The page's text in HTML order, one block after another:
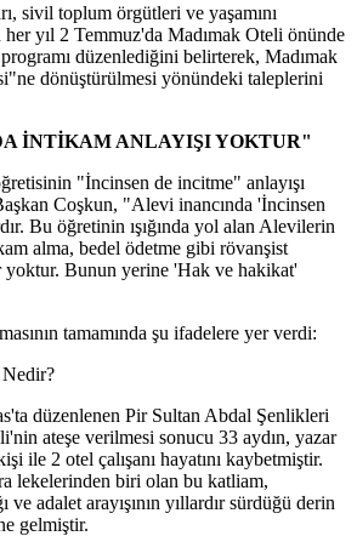
sivil toplum örgütleri ve yaşamını
her yıl 2 Temmuz'da Madımak Oteli önünde
düzenlediğini belirterek, Madımak
dönüştürülmesi yönündeki taleplerini
İNTİKAM ANLAYIŞI YOKTUR"
"İncinsen de incitme" anlayışı
Coşkun, "Alevi inancında 'İncinsen
Bu öğretinin ışığında yol alan Alevilerin
alma, bedel ödetme gibi rövanşist
yoktur. Bunun yerine 'Hak ve hakikat'
tamamında şu ifadelere yer verdi:
Nedir?
düzenlenen Pir Sultan Abdal Şenlikleri
ateşe verilmesi sonucu 33 aydın, yazar
ile 2 otel çalışanı hayatını kaybetmiştir.
lekelerinden biri olan bu katliam,
ve adalet arayışının yıllardır sürdüğü derin
gelmiştir.